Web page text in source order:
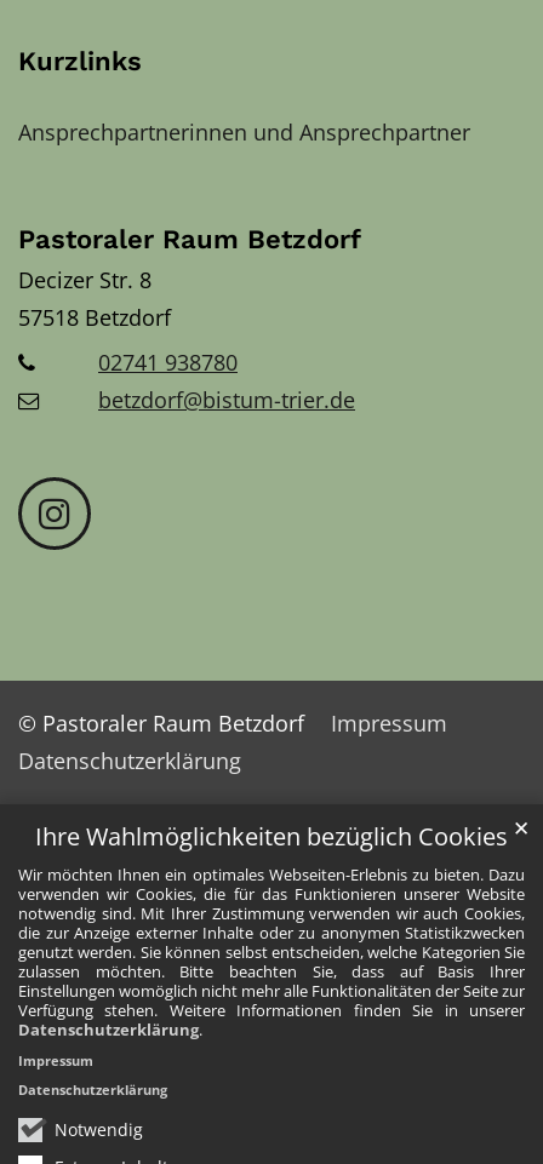
Ihre Wahlmöglichkeiten bezüglich Cookies
Wir möchten Ihnen ein optimales Webseiten-Erlebnis zu bieten. Dazu
verwenden wir Cookies, die für das Funktionieren unserer Website
notwendig sind. Mit Ihrer Zustimmung verwenden wir auch Cookies,
die zur Anzeige externer Inhalte oder zu anonymen Statistikzwecken
genutzt werden. Sie können selbst entscheiden, welche Kategorien Sie
zulassen möchten. Bitte beachten Sie, dass auf Basis Ihrer
Einstellungen womöglich nicht mehr alle Funktionalitäten der Seite zur
Verfügung stehen. Weitere Informationen finden Sie in unserer
Datenschutzerklärung.
Notwendig
✕
Impressum
Datenschutzerklärung
Kurzlinks
Ansprechpartnerinnen und Ansprechpartner
Pastoraler Raum Betzdorf
Decizer Str. 8
57518 Betzdorf
02741 938780
betzdorf@bistum-trier.de
© Pastoraler Raum Betzdorf
Impressum
Datenschutzerklärung